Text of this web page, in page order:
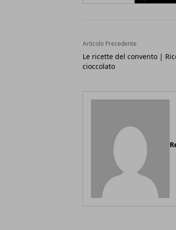
Articolo Precedente
Le ricette del convento |
cioccolato